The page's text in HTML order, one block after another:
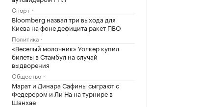
Спорт
Bloomberg назвал три выхода для
Киева на фоне дефицита ракет ПВО
Политика
«Веселый молочник» Уолкер купил
билеты в Стамбул на случай
выдворения
Общество
Марат и Динара Сафины сыграют с
Федерером и Ли На на турнире в
Шанхае